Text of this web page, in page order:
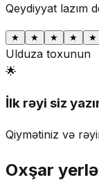
Qeydiyyat lazım
★ ★ ★ ★ ★
Ulduza toxunun
🌟
İlk rəyi siz
Qiymətiniz və
Oxşar